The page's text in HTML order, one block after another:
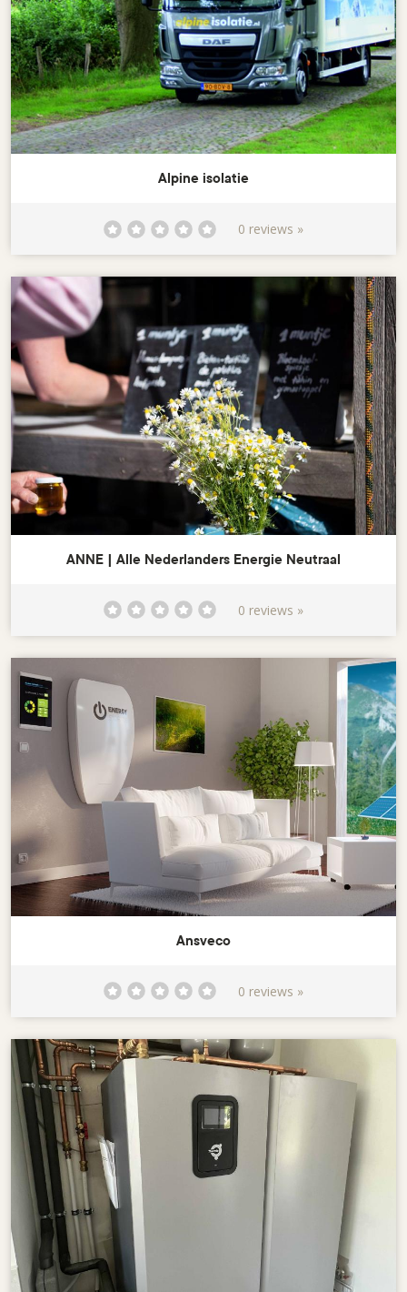
Alpine isolatie
0 reviews »
ANNE | Alle Nederlanders Energie Neutraal
0 reviews »
Ansveco
0 reviews »